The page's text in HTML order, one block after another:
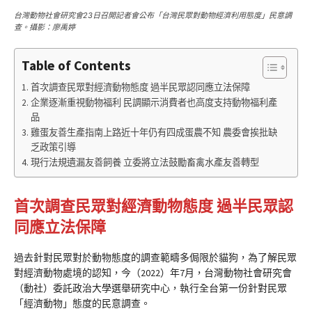
台灣動物社會研究會23日召開記者會公布「台灣民眾對動物經濟利用態度」民意調
查。攝影：廖禹婷
Table of Contents
首次調查民眾對經濟動物態度 過半民眾認同應立法保障
企業逐漸重視動物福利 民調顯示消費者也高度支持動物福利產
品
雞蛋友善生產指南上路近十年仍有四成蛋農不知 農委會挨批缺
乏政策引導
現行法規遺漏友善飼養 立委將立法鼓勵畜禽水產友善轉型
首次調查民眾對經濟動物態度 過半民眾認
同應立法保障
過去針對民眾對於動物態度的調查範疇多侷限於貓狗，為了解民眾
對經濟動物處境的認知，今（2022）年7月，台灣動物社會研究會
（動社）委託政治大學選舉研究中心，執行全台第一份針對民眾
「經濟動物」態度的民意調查。